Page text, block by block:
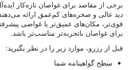
برخی از مقاصد برای غواصان تازه‌کار
دید عالی و صخره‌های کم‌عمق ارائه
قوی‌تر، مکان‌های عمیق‌تر یا غواصی
برای غواصان باتجربه‌تر مناسب‌تر باشد.
قبل از رزرو، موارد زیر را در نظر بگیرید:
سطح گواهینامه شما